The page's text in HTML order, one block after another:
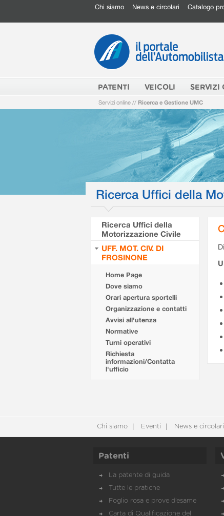
Chi siamo News e circolari Catalogo
PATENTI VEICOLI SERVIZI
Servizi online // Ricerca e Gestione UMC
Ricerca Uffici della
Ricerca Uffici della
Motorizzazione Civile
UFF. MOT. CIV. DI
FROSINONE
Home Page
Dove siamo
Orari apertura sportelli
Organizzazione e contatti
Avvisi all'utenza
Normative
Turni operativi
Richiesta
informazioni/Contatta
l'ufficio
Chi siamo Eventi News e circolari
Patenti
La patente di guida
Tutte le pratiche
Foglio rosa e prove d’esame
Carta di Qualificazione del